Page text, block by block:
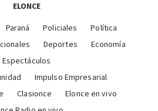
ELONCE
Paraná Policiales
Política
Deportes
Economía
Espectáculos
Impulso Empresarial
Clasionce
Elonce en vivo